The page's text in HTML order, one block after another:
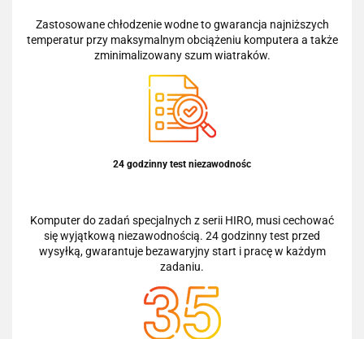
Zastosowane chłodzenie wodne to gwarancja najniższych
temperatur przy maksymalnym obciążeniu komputera a także
zminimalizowany szum wiatraków.
24 godzinny test niezawodnośc
Komputer do zadań specjalnych z serii HIRO, musi cechować
się wyjątkową niezawodnością. 24 godzinny test przed
wysyłką, gwarantuje bezawaryjny start i pracę w każdym
zadaniu.